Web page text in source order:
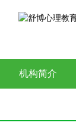
机构简介